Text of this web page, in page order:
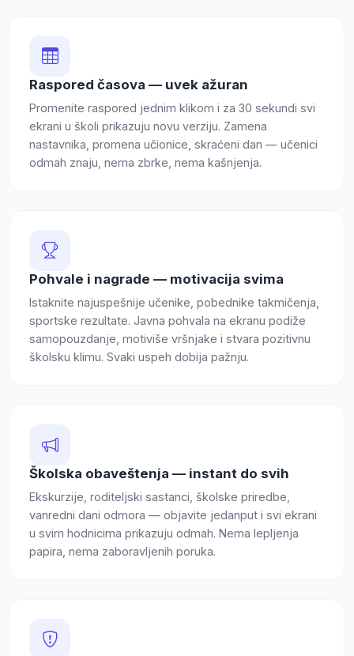
Raspored časova — uvek ažuran
Promenite raspored jednim klikom i za 30 sekundi svi
ekrani u školi prikazuju novu verziju. Zamena
nastavnika, promena učionice, skraćeni dan — učenici
odmah znaju, nema zbrke, nema kašnjenja.
Pohvale i nagrade — motivacija svima
Istaknite najuspešnije učenike, pobednike takmičenja,
sportske rezultate. Javna pohvala na ekranu podiže
samopouzdanje, motiviše vršnjake i stvara pozitivnu
školsku klimu. Svaki uspeh dobija pažnju.
Školska obaveštenja — instant do svih
Ekskurzije, roditeljski sastanci, školske priredbe,
vanredni dani odmora — objavite jedanput i svi ekrani
u svim hodnicima prikazuju odmah. Nema lepljenja
papira, nema zaboravljenih poruka.